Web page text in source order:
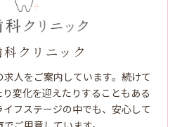
科クリニック
人をご案内しています。続けて
変化を迎えたりすることもある
フステージの中でも、安心して